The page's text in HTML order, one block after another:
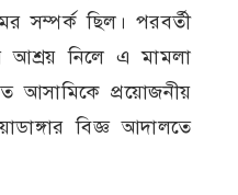
সম্পর্ক ছিল। পরবর্তী
আশ্রয় নিলে এ মামলা
আসামিকে প্রয়োজনীয়
বিজ্ঞ আদালতে